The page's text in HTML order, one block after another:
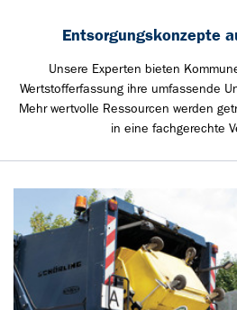
Entsorgungskonzepte
Unsere Experten bieten
Wertstofferfassung ihre umfassende
Mehr wertvolle Ressourcen werden
in eine fachgerechte